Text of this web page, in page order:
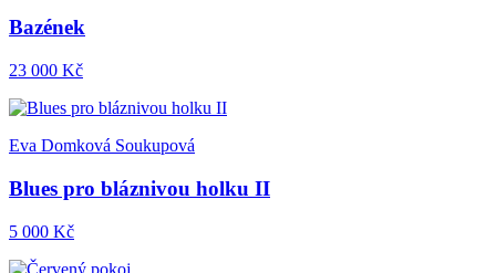
Bazének
23 000 Kč
Eva Domková Soukupová
Blues pro bláznivou holku II
5 000 Kč